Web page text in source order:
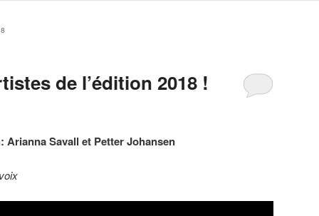
de l’édition 2018 !
Arianna Savall et Petter Johansen